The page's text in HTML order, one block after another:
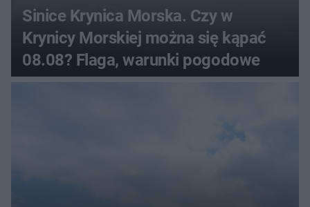
Sinice Krynica Morska. Czy w
Krynicy Morskiej można się kąpać
08.08? Flaga, warunki pogodowe